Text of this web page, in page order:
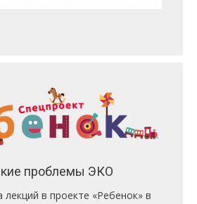
проблемы ЭКО
в проекте «Ребенок» в